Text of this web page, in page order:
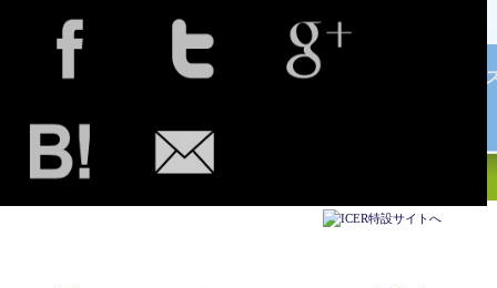
MiraFiori【ミラフィオーリ】｜ヨーロッパ車で楽しむ